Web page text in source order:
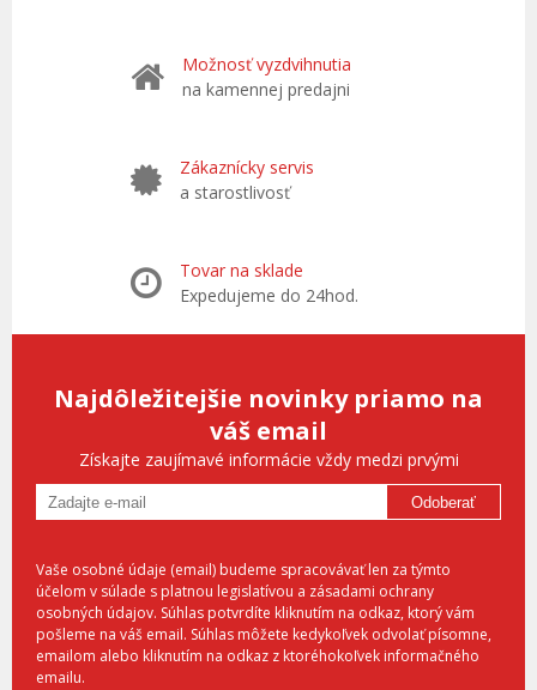
Možnosť vyzdvihnutia
na kamennej predajni
Zákaznícky servis
a starostlivosť
Tovar na sklade
Expedujeme do 24hod.
Najdôležitejšie novinky priamo na
váš email
Získajte zaujímavé informácie vždy medzi prvými
Odoberať
Vaše osobné údaje (email) budeme spracovávať len za týmto
účelom v súlade s platnou legislatívou a zásadami ochrany
osobných údajov. Súhlas potvrdíte kliknutím na odkaz, ktorý vám
pošleme na váš email. Súhlas môžete kedykoľvek odvolať písomne,
emailom alebo kliknutím na odkaz z ktoréhokoľvek informačného
emailu.